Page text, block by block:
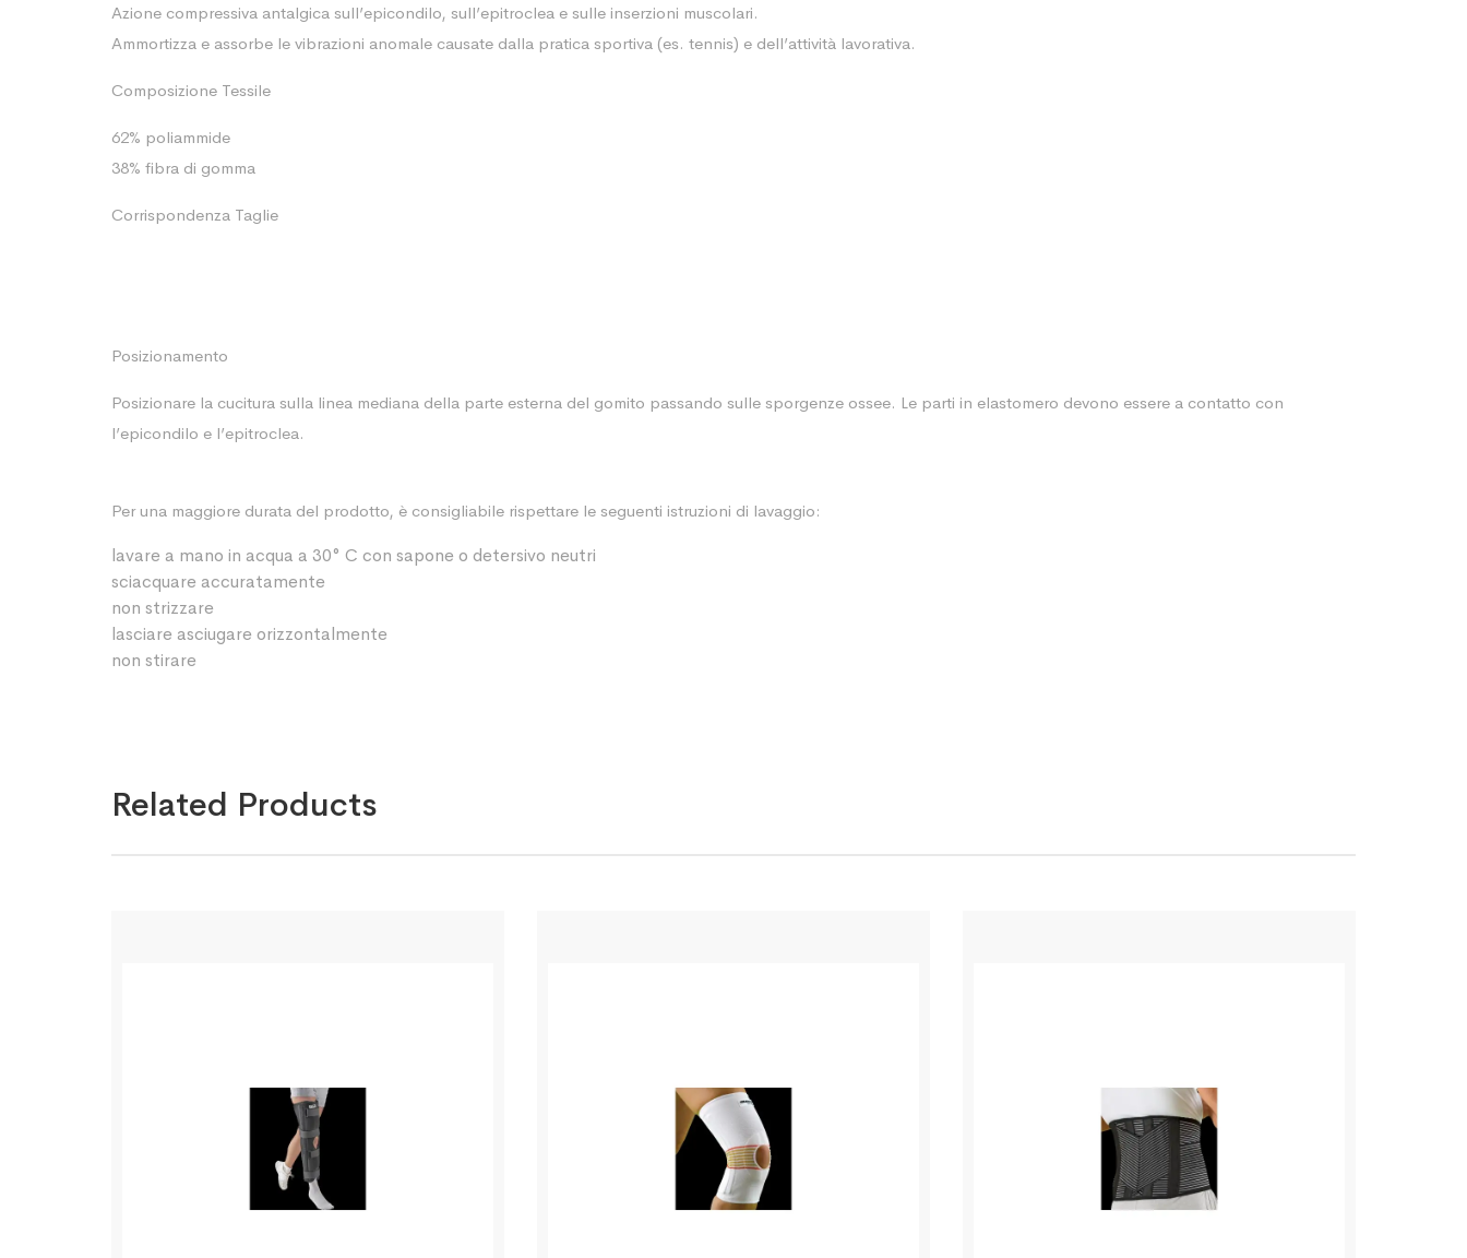
Azione compressiva antalgica sull’epicondilo, sull’epitroclea e sulle inserzioni muscolari.
Ammortizza e assorbe le vibrazioni anomale causate dalla pratica sportiva (es. tennis) e dell’attività lavorativa.
Composizione Tessile
62% poliammide
38% fibra di gomma
Corrispondenza Taglie
Posizionamento
Posizionare la cucitura sulla linea mediana della parte esterna del gomito passando sulle sporgenze ossee. Le parti in elastomero devono essere a contatto con
l’epicondilo e l’epitroclea.
Per una maggiore durata del prodotto, è consigliabile rispettare le seguenti istruzioni di lavaggio:
lavare a mano in acqua a 30° C con sapone o detersivo neutri
sciacquare accuratamente
non strizzare
lasciare asciugare orizzontalmente
non stirare
Related Products